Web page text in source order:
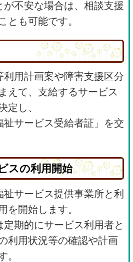
不安な場合は、相談支援
とも可能です。
用計画案や障害支援区分
えて、支給するサービス
定し、
サービス受給者証」を交
スの利用開始
サービス提供事業所と利
を開始します。
期的にサービス利用者と
利用状況等の確認や計画
。